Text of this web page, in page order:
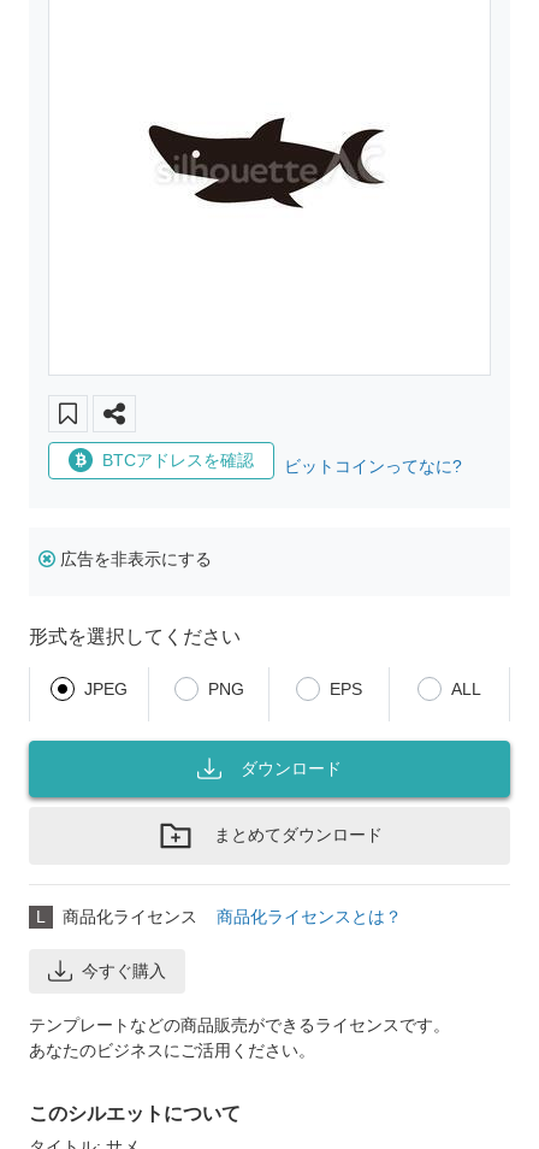
BTCアドレスを確認 ビットコインってなに?
広告を非表示にする
形式を選択してください
JPEG PNG EPS ALL
ダウンロード
まとめてダウンロード
L 商品化ライセンス 商品化ライセンスとは？
今すぐ購入
テンプレートなどの商品販売ができるライセンスです。
あなたのビジネスにご活用ください。
このシルエットについて